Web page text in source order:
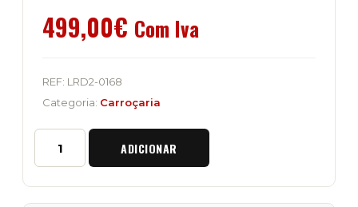
499,00€ Com Iva
REF: LRD2-0168
Categoria: Carroçaria
Quantidade
Kit
ADICIONAR